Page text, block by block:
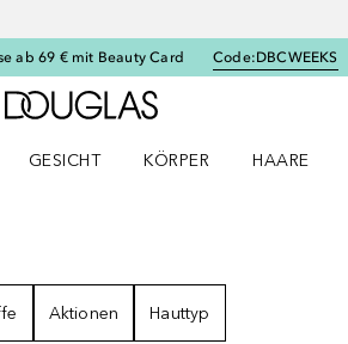
ab 69 € mit Beauty Card Code:DBCWEEKS
Zur Douglas Startseite
GESICHT
KÖRPER
HAARE
Aktionen Hauttyp